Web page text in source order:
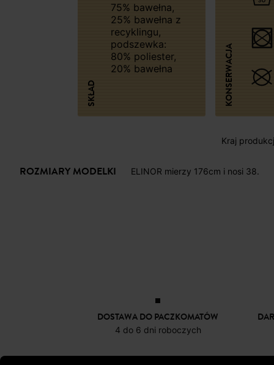
SKŁAD
75% bawełna,
25% bawełna z
recyklingu,
podszewka:
80% poliester,
20% bawełna
KONSERWACJA
Kraj
ROZMIARY MODELKI ELINOR mierzy 176cm i nosi 38.
DOSTAWA DO PACZKOMATÓW
4 do 6 dni roboczych